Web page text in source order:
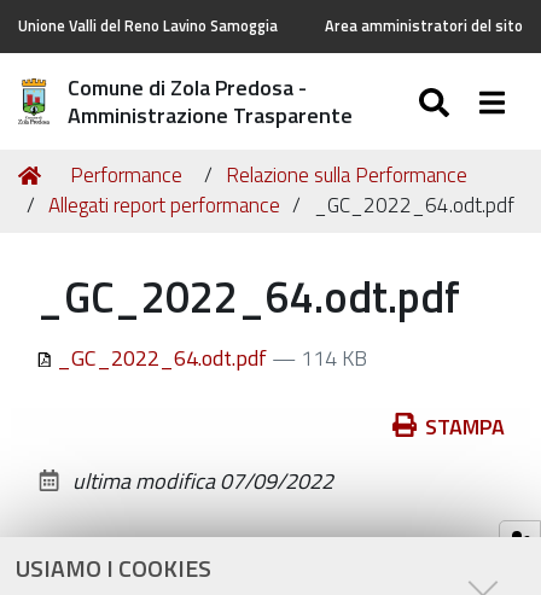
USIAMO I COOKIES
Unione Valli del Reno Lavino Samoggia Area amministratori del sito
Comune di Zola Predosa -
Amministrazione Trasparente
Tu
sei
Home
Performance
Relazione sulla Performance
Allegati report performance
_GC_2022_64.odt.pdf
_GC_2022_64.odt.pdf
_GC_2022_64.odt.pdf— 114 KB
documento
STAMPA
ultima modifica07/09/2022